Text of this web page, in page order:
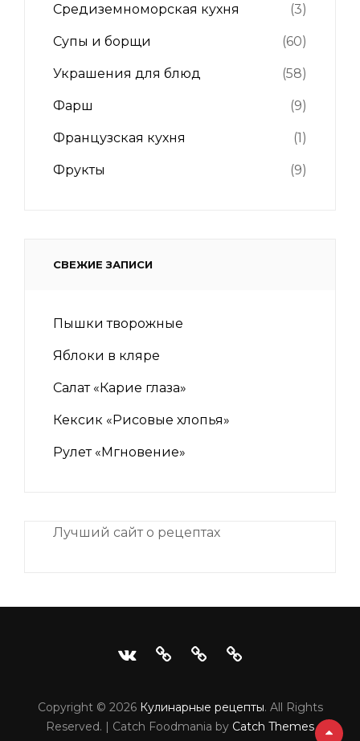
Средиземноморская кухня (3)
Супы и борщи (60)
Украшения для блюд (58)
Фарш (9)
Французская кухня (1)
Фрукты (9)
СВЕЖИЕ ЗАПИСИ
Пышки творожные
Яблоки в кляре
Салат «Карие глаза»
Кексик «Рисовые хлопья»
Рулет «Мгновение»
Лучший сайт о рецептах
iNii.ruinstagram
facebookСвязаться
шеф-
Copyright © 2026 Кулинарные рецепты. All Rights
Reserved. | Catch Foodmania by Catch Themes